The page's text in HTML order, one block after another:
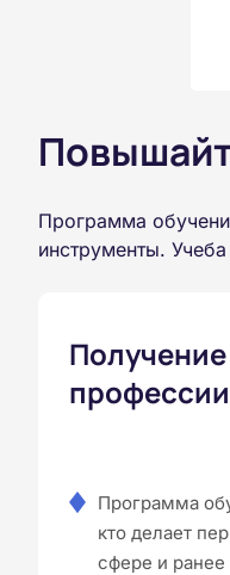
Программа
инструменты.
профессии
Программа
кто делает
сфере и ранее